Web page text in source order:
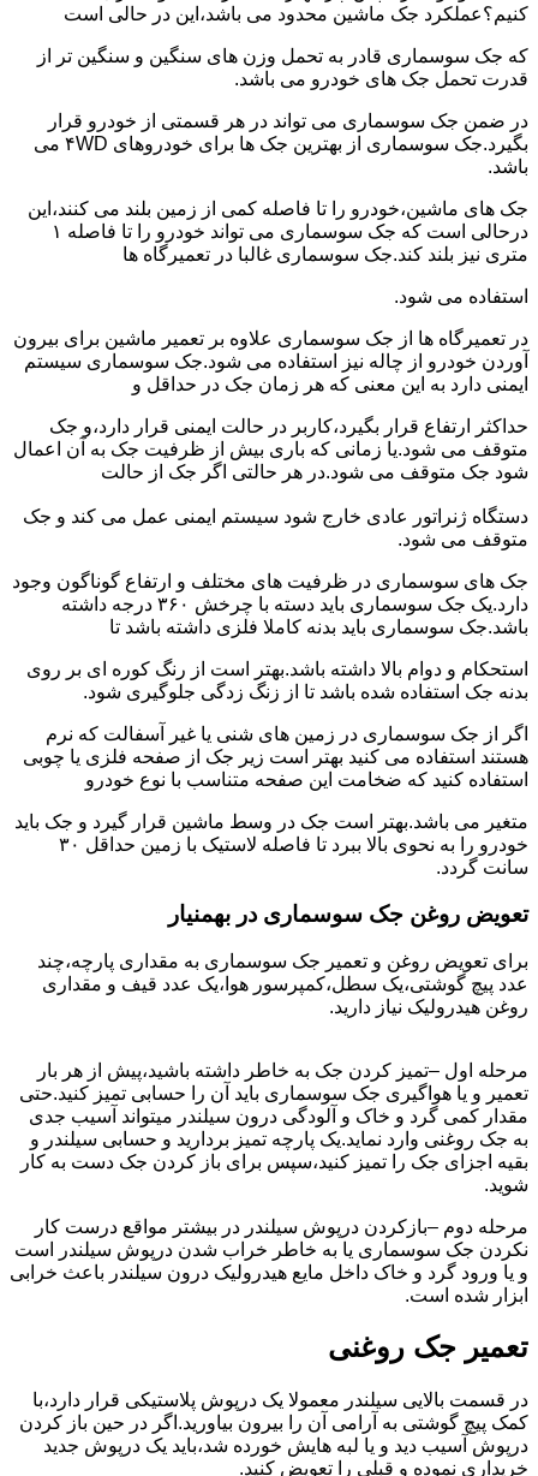
کنیم؟عملکرد جک ماشین محدود می باشد،این در حالی است
که جک سوسماری قادر به تحمل وزن های سنگین و سنگین تر از
قدرت تحمل جک های خودرو می باشد.
در ضمن جک سوسماری می تواند در هر قسمتی از خودرو قرار
بگیرد.جک سوسماری از بهترین جک ها برای خودروهای ۴WD می
باشد.
جک های ماشین،خودرو را تا فاصله کمی از زمین بلند می کنند،این
درحالی است که جک سوسماری می تواند خودرو را تا فاصله ۱
متری نیز بلند کند.جک سوسماری غالبا در تعمیرگاه ها
استفاده می شود.
در تعمیرگاه ها از جک سوسماری علاوه بر تعمیر ماشین برای بیرون
آوردن خودرو از چاله نیز استفاده می شود.جک سوسماری سیستم
ایمنی دارد به این معنی که هر زمان جک در حداقل و
حداکثر ارتفاع قرار بگیرد،کاربر در حالت ایمنی قرار دارد،و جک
متوقف می شود.یا زمانی که باری بیش از ظرفیت جک به آن اعمال
شود جک متوقف می شود.در هر حالتی اگر جک از حالت
دستگاه ژنراتور عادی خارج شود سیستم ایمنی عمل می کند و جک
متوقف می شود.
جک های سوسماری در ظرفیت های مختلف و ارتفاع گوناگون وجود
دارد.یک جک سوسماری باید دسته با چرخش ۳۶۰ درجه داشته
باشد.جک سوسماری باید بدنه کاملا فلزی داشته باشد تا
استحکام و دوام بالا داشته باشد.بهتر است از رنگ کوره ای بر روی
بدنه جک استفاده شده باشد تا از زنگ زدگی جلوگیری شود.
اگر از جک سوسماری در زمین های شنی یا غیر آسفالت که نرم
هستند استفاده می کنید بهتر است زیر جک از صفحه فلزی یا چوبی
استفاده کنید که ضخامت این صفحه متناسب با نوع خودرو
متغیر می باشد.بهتر است جک در وسط ماشین قرار گیرد و جک باید
خودرو را به نحوی بالا ببرد تا فاصله لاستیک با زمین حداقل ۳۰
سانت گردد.
تعویض روغن جک سوسماری در بهمنیار
برای تعویض روغن و تعمیر جک سوسماری به مقداری پارچه،چند
عدد پیچ گوشتی،یک سطل،کمپرسور هوا،یک عدد قیف و مقداری
روغن هیدرولیک نیاز دارید.
مرحله اول –تمیز کردن جک به خاطر داشته باشید،پیش از هر بار
تعمیر و یا هواگیری جک سوسماری باید آن را حسابی تمیز کنید.حتی
مقدار کمی گرد و خاک و آلودگی درون سیلندر میتواند آسیب جدی
به جک روغنی وارد نماید.یک پارچه تمیز بردارید و حسابی سیلندر و
بقیه اجزای جک را تمیز کنید،سپس برای باز کردن جک دست به کار
شوید.
مرحله دوم –بازکردن درپوش سیلندر در بیشتر مواقع درست کار
نکردن جک سوسماری یا به خاطر خراب شدن درپوش سیلندر است
و یا ورود گرد و خاک داخل مایع هیدرولیک درون سیلندر باعث خرابی
ابزار شده است.
تعمیر جک روغنی
در قسمت بالایی سیلندر معمولا یک درپوش پلاستیکی قرار دارد،با
کمک پیچ گوشتی به آرامی آن را بیرون بیاورید.اگر در حین باز کردن
درپوش آسیب دید و یا لبه هایش خورده شد،باید یک درپوش جدید
خریداری نموده و قبلی را تعویض کنید.